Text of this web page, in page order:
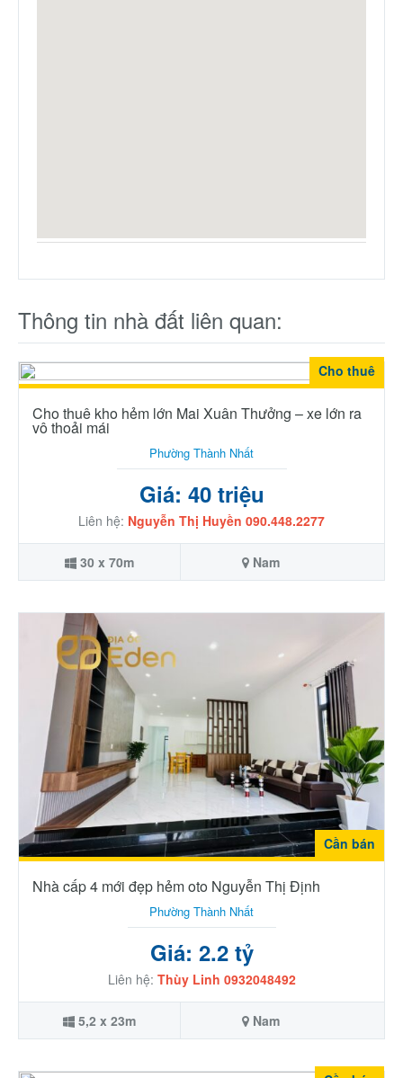
Thông tin nhà đất liên quan:
Cho thuê
Cho thuê kho hẻm lớn Mai Xuân Thưởng – xe lớn ra
vô thoải mái
Phường Thành Nhất
Giá: 40 triệu
Liên hệ: Nguyễn Thị Huyền 090.448.2277
30 x 70m Nam
Cần bán
Nhà cấp 4 mới đẹp hẻm oto Nguyễn Thị Định
Phường Thành Nhất
Giá: 2.2 tỷ
Liên hệ: Thùy Linh 0932048492
5,2 x 23m Nam